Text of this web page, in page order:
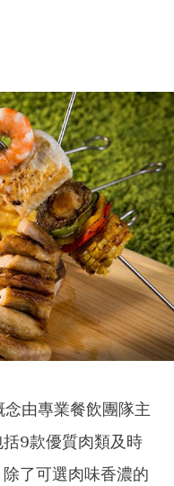
由專業餐飲團隊主
9款優質肉類及時
了可選肉味香濃的